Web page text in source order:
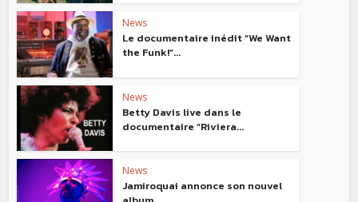
News
Le documentaire inédit “We Want
the Funk!”...
News
Betty Davis live dans le
documentaire “Riviera...
News
Jamiroquai annonce son nouvel